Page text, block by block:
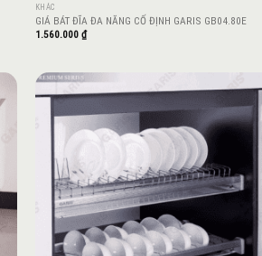
KHÁC
GIÁ BÁT ĐĨA ĐA NĂNG CỐ ĐỊNH GARIS GB04.80E
1.560.000 ₫
wishlist